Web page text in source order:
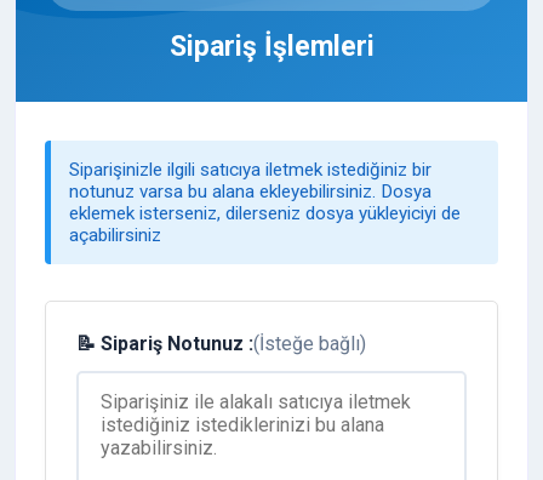
Sipariş İşlemleri
Siparişinizle ilgili satıcıya iletmek istediğiniz bir
notunuz varsa bu alana ekleyebilirsiniz. Dosya
eklemek isterseniz, dilerseniz dosya yükleyiciyi de
açabilirsiniz
📝 Sipariş Notunuz :(İsteğe bağlı)